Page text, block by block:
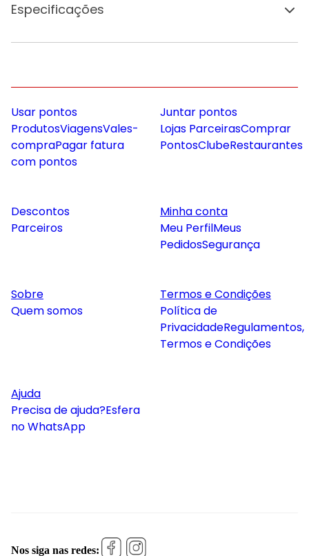
Especificações
Usar pontos
ProdutosViagensVales-
compraPagar fatura
com pontos
Juntar pontos
Lojas ParceirasComprar
PontosClubeRestaurantes
Descontos
Parceiros
Minha conta
Meu PerfilMeus
PedidosSegurança
Sobre
Quem somos
Termos e Condições
Política de
PrivacidadeRegulamentos,
Termos e Condições
Ajuda
Precisa de ajuda?Esfera
no WhatsApp
Nos siga nas redes: